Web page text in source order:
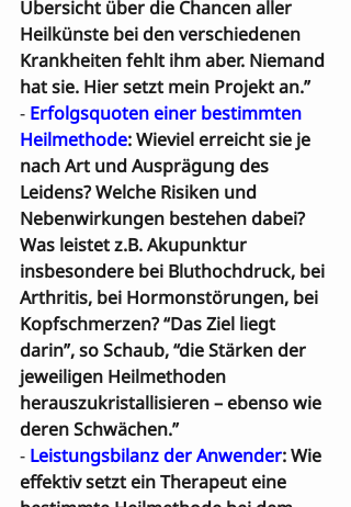
Übersicht über die Chancen aller
Heilkünste bei den verschiedenen
Krankheiten fehlt ihm aber. Niemand
hat sie. Hier setzt mein Projekt an.”
- Erfolgsquoten einer bestimmten
Heilmethode: Wieviel erreicht sie je
nach Art und Ausprägung des
Leidens? Welche Risiken und
Nebenwirkungen bestehen dabei?
Was leistet z.B. Akupunktur
insbesondere bei Bluthochdruck, bei
Arthritis, bei Hormonstörungen, bei
Kopfschmerzen? “Das Ziel liegt
darin”, so Schaub, “die Stärken der
jeweiligen Heilmethoden
herauszukristallisieren – ebenso wie
deren Schwächen.”
- Leistungsbilanz der Anwender: Wie
effektiv setzt ein Therapeut eine